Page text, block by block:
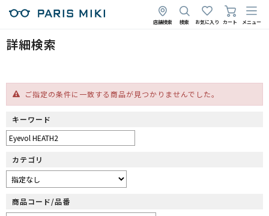
店舗検索 検索 お気に入り カート メニュー
詳細検索
ご指定の条件に一致する商品が見つかりませんでした。
キーワード
カテゴリ
商品コード/品番